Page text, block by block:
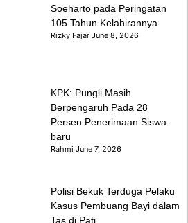
Soeharto pada Peringatan
105 Tahun Kelahirannya
Rizky FajarJune 8, 2026
KPK: Pungli Masih
Berpengaruh Pada 28
Persen Penerimaan Siswa
baru
RahmiJune 7, 2026
Polisi Bekuk Terduga Pelaku
Kasus Pembuang Bayi dalam
Tas di Pati